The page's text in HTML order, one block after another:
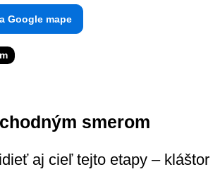
Google mape
smerom
aj cieľ tejto etapy – kláštor